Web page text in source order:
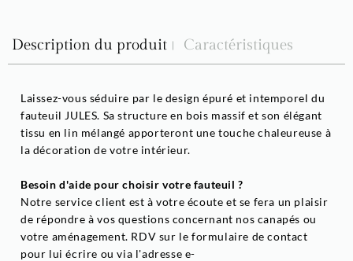
Description du produit Caractéristiques
Laissez-vous séduire par le design épuré et intemporel du
fauteuil JULES. Sa structure en bois massif et son élégant
tissu en lin mélangé apporteront une touche chaleureuse à
la décoration de votre intérieur.
Besoin d'aide pour choisir votre fauteuil ?
Notre service client est à votre écoute et se fera un plaisir
de répondre à vos questions concernant nos canapés ou
votre aménagement. RDV sur le formulaire de contact
pour lui écrire ou via l'adresse e-